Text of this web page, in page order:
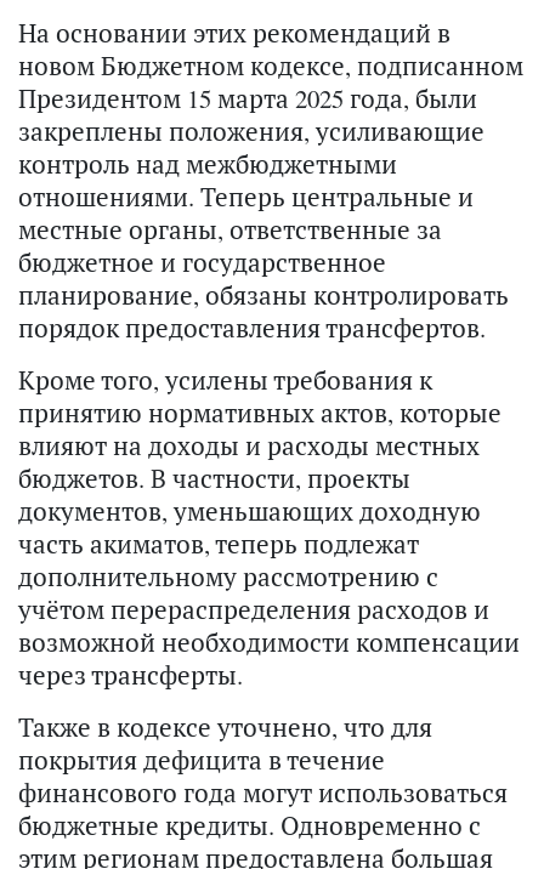
На основании этих рекомендаций в
новом Бюджетном кодексе, подписанном
Президентом 15 марта 2025 года, были
закреплены положения, усиливающие
контроль над межбюджетными
отношениями. Теперь центральные и
местные органы, ответственные за
бюджетное и государственное
планирование, обязаны контролировать
порядок предоставления трансфертов.
Кроме того, усилены требования к
принятию нормативных актов, которые
влияют на доходы и расходы местных
бюджетов. В частности, проекты
документов, уменьшающих доходную
часть акиматов, теперь подлежат
дополнительному рассмотрению с
учётом перераспределения расходов и
возможной необходимости компенсации
через трансферты.
Также в кодексе уточнено, что для
покрытия дефицита в течение
финансового года могут использоваться
бюджетные кредиты. Одновременно с
этим регионам предоставлена большая